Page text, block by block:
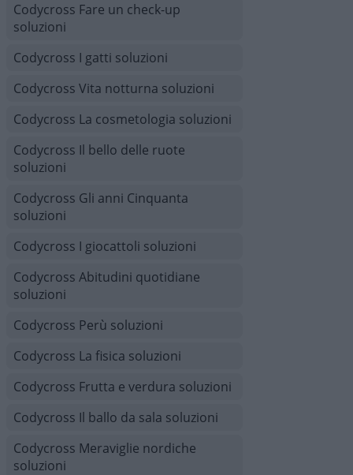
Codycross Fare un check-up
soluzioni
Codycross I gatti soluzioni
Codycross Vita notturna soluzioni
Codycross La cosmetologia soluzioni
Codycross Il bello delle ruote
soluzioni
Codycross Gli anni Cinquanta
soluzioni
Codycross I giocattoli soluzioni
Codycross Abitudini quotidiane
soluzioni
Codycross Perù soluzioni
Codycross La fisica soluzioni
Codycross Frutta e verdura soluzioni
Codycross Il ballo da sala soluzioni
Codycross Meraviglie nordiche
soluzioni